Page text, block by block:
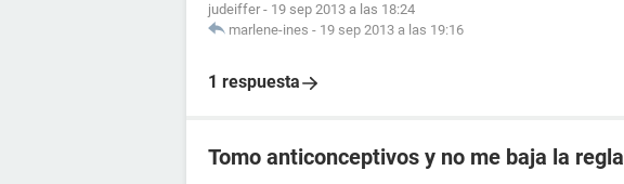
judeiffer - 19 sep 2013 a las 18:24
marlene-ines - 19 sep 2013 a las 19:16
1 respuesta
Tomo anticonceptivos y no me baja la regla